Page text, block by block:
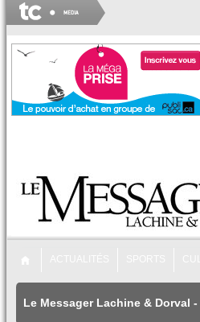
Le Messager Lachine & Dorval -